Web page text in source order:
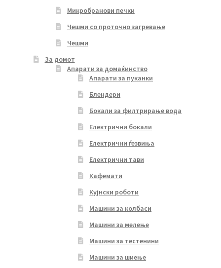
Микробранови печки
Чешми со проточно загревање
Чешми
За домот
Апарати за домаќинство
Апарати за пуканки
Блендери
Бокали за филтрирање вода
Електрични бокали
Електрични ѓезвиња
Електрични тави
Кафемати
Кујнски роботи
Машини за колбаси
Машини за мелење
Машини за тестенини
Машини за шиење